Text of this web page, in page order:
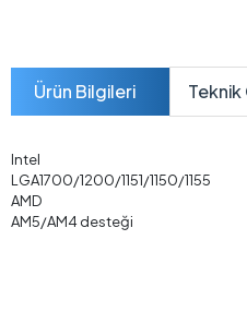
Ürün Bilgileri
Intel
LGA1700/1200/1151/1150/1155
AMD
AM5/AM4 desteği